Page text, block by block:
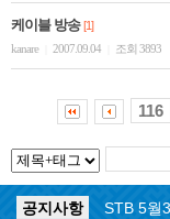
케이블 방송 [1]
kanare
2007.09.04 조회 3893
116
공지사항
STB 5월
공지사항
STB 5월